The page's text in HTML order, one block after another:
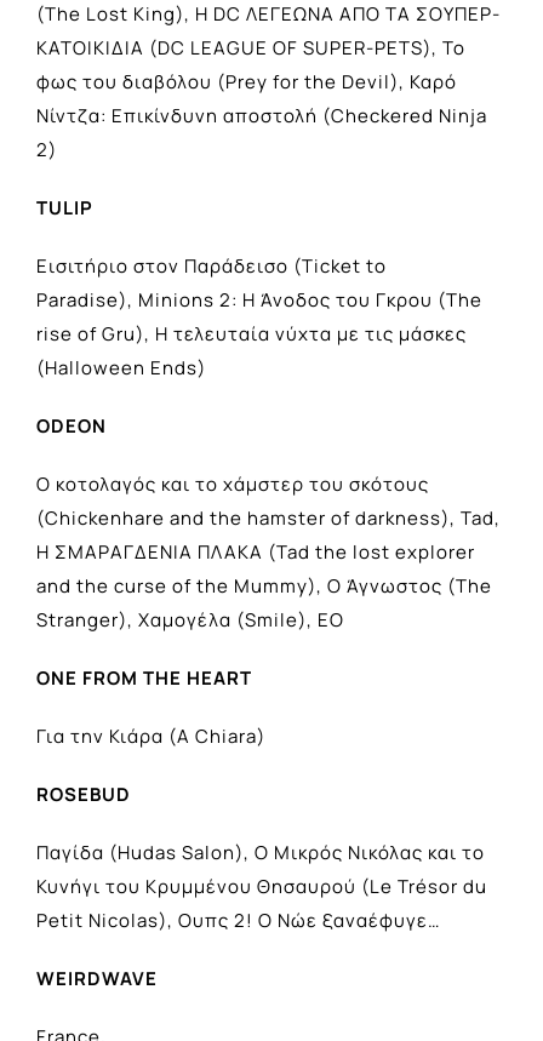
(The Lost King), H DC ΛΕΓΕΩΝΑ ΑΠΟ ΤΑ ΣΟΥΠΕΡ-
ΚΑΤΟΙΚΙΔΙΑ (DC LEAGUE OF SUPER-PETS), Το
φως του διαβόλου (Prey for the Devil), Καρό
Νίντζα: Επικίνδυνη αποστολή (Checkered Ninja
2)
TULIP
Εισιτήριο στον Παράδεισο (Ticket to
Paradise), Minions 2: Η Άνοδος του Γκρου (The
rise of Gru), Η τελευταία νύχτα με τις μάσκες
(Halloween Ends)
ODEON
Ο κοτολαγός και το χάμστερ του σκότους
(Chickenhare and the hamster of darkness), Tad,
Η ΣΜΑΡΑΓΔΕΝΙΑ ΠΛΑΚΑ (Tad the lost explorer
and the curse of the Mummy), Ο Άγνωστος (The
Stranger), Χαμογέλα (Smile), EO
ONE FROM THE HEART
Για την Κιάρα (A Chiara)
ROSEBUD
Παγίδα (Hudas Salon), Ο Μικρός Νικόλας και το
Κυνήγι του Κρυμμένου Θησαυρού (Le Trésor du
Petit Nicolas), Ουπς 2! Ο Νώε ξαναέφυγε…
WEIRDWAVE